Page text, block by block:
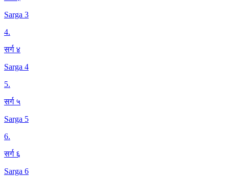
Sarga 3
4.
सर्ग ४
Sarga 4
5.
सर्ग ५
Sarga 5
6.
सर्ग ६
Sarga 6